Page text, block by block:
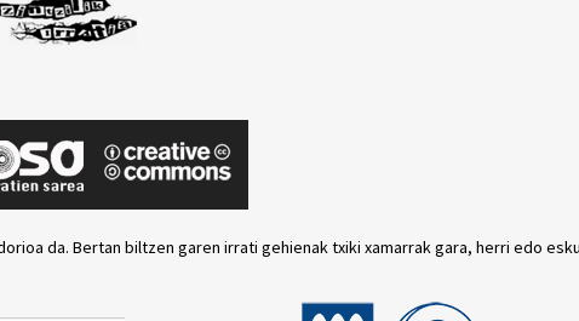
da. Bertan biltzen garen irrati gehienak txiki xamarrak gara, herri edo